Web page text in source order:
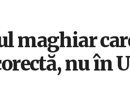
maghiar
nu în